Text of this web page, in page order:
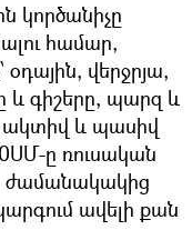
կործանիչը
համար,
վերջրյա,
և գիշերը, պարզ և
ակտիվ և պասիվ
ը ռուսական
ժամանակակից
ավելի քան